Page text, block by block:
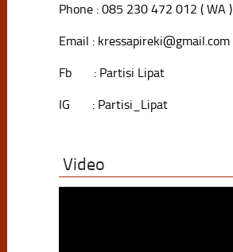
Phone : 085 230 472 012 ( WA )
Email : kressapireki@gmail.com
Fb : Partisi Lipat
IG : Partisi_Lipat
Video